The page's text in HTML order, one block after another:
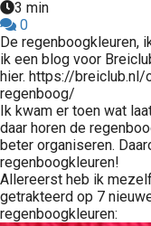
3 min
0
De regenboogkleuren,
ik een blog voor
hier. https://
regenboog/
Ik kwam er toen wat
daar horen de
beter organiseren.
regenboogkleuren!
Allereerst heb ik
getrakteerd op 7
regenboogkleuren: